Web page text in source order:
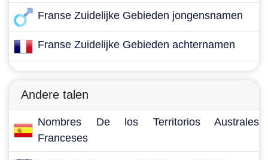
Franse Zuidelijke Gebieden jongensnamen
Franse Zuidelijke Gebieden achternamen
Andere talen
Nombres De los Territorios Australes
Franceses